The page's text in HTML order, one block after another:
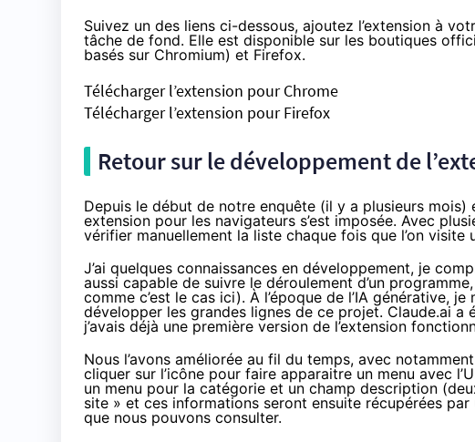
Suivez un des liens ci-dessous, ajoutez l’extension à
tâche de fond. Elle est disponible sur les boutiques
basés sur Chromium) et Firefox.
Télécharger l’extension pour Chrome
Télécharger l’extension pour Firefox
Retour sur le développement de
Depuis le début de notre enquête (il y a plusieurs mois)
extension pour les navigateurs s’est imposée. Avec
vérifier manuellement la liste chaque fois que l’on visite
J’ai quelques connaissances en développement, je
aussi capable de suivre le déroulement d’un
comme c’est le cas ici). À l’époque de l’IA générative,
développer les grandes lignes de ce projet. Claude.ai
j’avais déjà une première version de l’extension
Nous l’avons améliorée au fil du temps, avec
cliquer sur l’icône pour faire apparaitre un menu avec
un menu pour la catégorie et un champ description
site » et ces informations seront ensuite récupérées
que nous pouvons consulter.